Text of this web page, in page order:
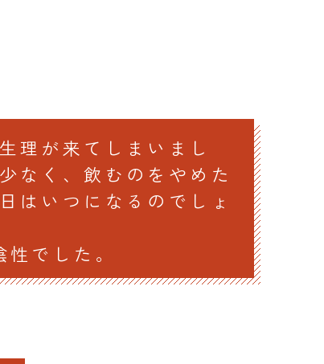
理が来てしまいまし
なく、飲むのをやめた
はいつになるのでしょ
でした。